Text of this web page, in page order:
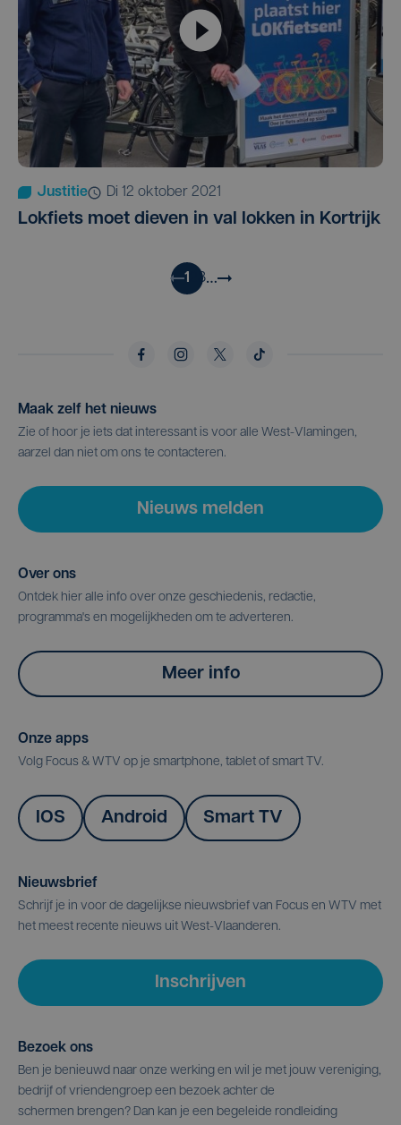
Justitie di 12 oktober 2021
Lokfiets moet dieven in val lokken in Kortrijk
1 3…
Maak zelf het nieuws
Zie of hoor je iets dat interessant is voor alle West-Vlamingen,
aarzel dan niet om ons te contacteren.
Nieuws melden
Over ons
Ontdek hier alle info over onze geschiedenis, redactie,
programma's en mogelijkheden om te adverteren.
Meer info
Onze apps
Volg Focus & WTV op je smartphone, tablet of smart TV.
IOS Android Smart TV
Nieuwsbrief
Schrijf je in voor de dagelijkse nieuwsbrief van Focus en WTV met
het meest recente nieuws uit West-Vlaanderen.
Inschrijven
Bezoek ons
Ben je benieuwd naar onze werking en wil je met jouw vereniging,
bedrijf of vriendengroep een bezoek achter de
schermen brengen? Dan kan je een begeleide rondleiding